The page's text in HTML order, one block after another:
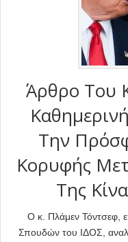
Άρθρο Του
Την
Κορυφής
Της
Ο κ. Πλάμεν Τόντσεφ,
Σπουδών του ΙΔΟΣ,